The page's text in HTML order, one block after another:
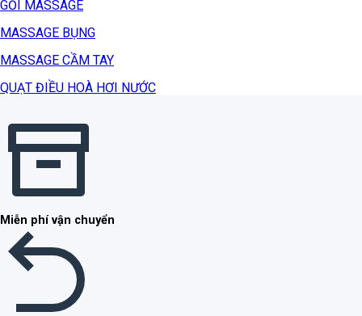
GỐI MASSAGE
MASSAGE BỤNG
MASSAGE CẦM TAY
QUẠT ĐIỀU HOÀ HƠI NƯỚC
Miễn phí vận chuyển